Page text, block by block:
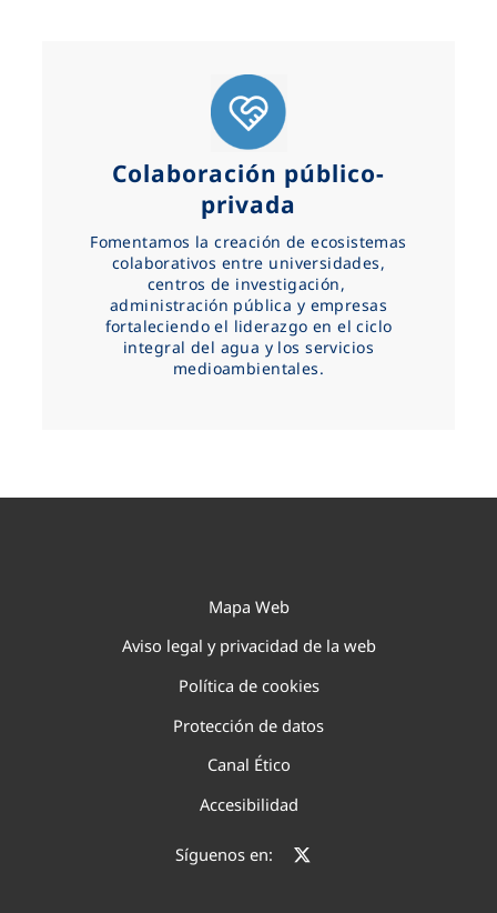
Colaboración público-
privada
Fomentamos la creación de ecosistemas
colaborativos entre universidades,
centros de investigación,
administración pública y empresas
fortaleciendo el liderazgo en el ciclo
integral del agua y los servicios
medioambientales.
Mapa Web
Aviso legal y privacidad de la web
Política de cookies
Protección de datos
Canal Ético
Accesibilidad
Síguenos en: